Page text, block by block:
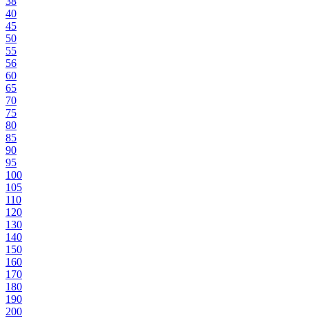
40
45
50
55
56
60
65
70
75
80
85
90
95
100
105
110
120
130
140
150
160
170
180
190
200